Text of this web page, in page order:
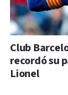
Club
recordó su
Lionel